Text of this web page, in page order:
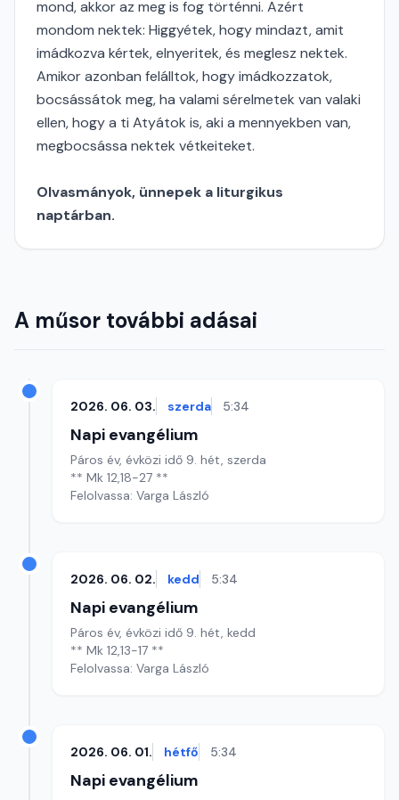
mond, akkor az meg is fog történni. Azért
mondom nektek: Higgyétek, hogy mindazt, amit
imádkozva kértek, elnyeritek, és meglesz nektek.
Amikor azonban felálltok, hogy imádkozzatok,
bocsássátok meg, ha valami sérelmetek van valaki
ellen, hogy a ti Atyátok is, aki a mennyekben van,
megbocsássa nektek vétkeiteket.
Olvasmányok, ünnepek a liturgikus
naptárban.
A műsor további adásai
2026. 06. 03. szerda 5:34
Napi evangélium
Páros év, évközi idő 9. hét, szerda
** Mk 12,18-27 **
Felolvassa: Varga László
2026. 06. 02. kedd 5:34
Napi evangélium
Páros év, évközi idő 9. hét, kedd
** Mk 12,13-17 **
Felolvassa: Varga László
2026. 06. 01. hétfő 5:34
Napi evangélium